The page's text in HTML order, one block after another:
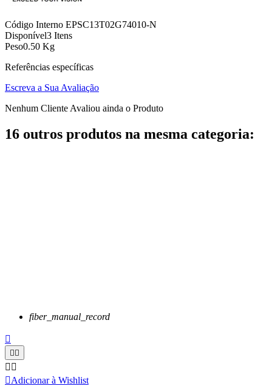
Código Interno EPSC13T02G74010-N
Disponível3 Itens
Peso0.50 Kg
Referências específicas
Escreva a Sua Avaliação
Nenhum Cliente Avaliou ainda o Produto
16 outros produtos na mesma categoria:
fiber_manual_record


 
Adicionar à Wishlist